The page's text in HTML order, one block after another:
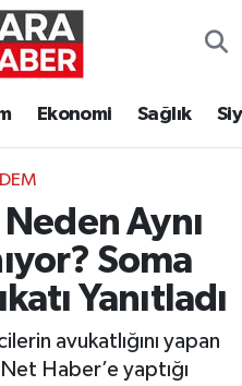
Ekonomi Sağlık
Aynı
Soma
Yanıtladı
avukatlığını yapan
Haber’e yaptığı